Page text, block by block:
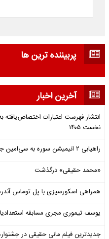
پربیننده ترین ها
آخرین اخبار
نخست ۱۴۰۵
راهیابی ۲ انیمیشن سوره به سی‌امین جشنواره فیلم رود آیلند
«محمد حقیقی» درگذشت
همراهی اسکورسیزی با پل توماس
یوسف تیموری مجری مسابقه
جدیدترین فیلم مانی حقیقی در